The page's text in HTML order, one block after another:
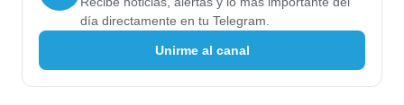
día directamente en tu Telegram.
Unirme al canal